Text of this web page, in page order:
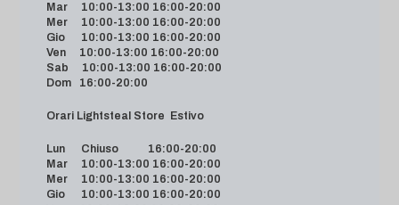
Mar 10:00-13:00 16:00-20:00
Mer 10:00-13:00 16:00-20:00
Gio 10:00-13:00 16:00-20:00
Ven 10:00-13:00 16:00-20:00
Sab 10:00-13:00 16:00-20:00
Dom 16:00-20:00
Orari Lightsteal Store Estivo
Lun Chiuso 16:00-20:00
Mar 10:00-13:00 16:00-20:00
Mer 10:00-13:00 16:00-20:00
Gio 10:00-13:00 16:00-20:00